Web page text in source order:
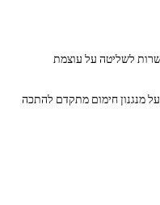
לשליטה על עוצמת
מנגנון חימום מתקדם להתכה